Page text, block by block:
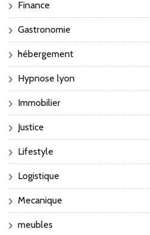
Finance
Gastronomie
hébergement
Hypnose lyon
Immobilier
Justice
Lifestyle
Logistique
Mecanique
meubles